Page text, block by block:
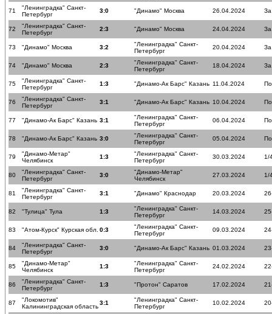
71
"Ленинградка" Санкт-
Петербург
3:0 "Динамо" Москва 26.04.2024
72
"Ленинградка" Санкт-
Петербург
2:3 "Динамо" Москва 24.04.2024
73 "Динамо" Москва 3:2
"Ленинградка" Санкт-
Петербург
20.04.2024
74 "Динамо" Москва 2:3
"Ленинградка" Санкт-
Петербург
18.04.2024
75
"Ленинградка" Санкт-
Петербург
1:3 "Динамо-Ак Барс" Казань 11.04.2024
76
"Ленинградка" Санкт-
Петербург
3:1 "Динамо-Ак Барс" Казань 10.04.2024
77 "Динамо-Ак Барс" Казань 3:1
"Ленинградка" Санкт-
Петербург
06.04.2024
78 "Динамо-Ак Барс" Казань 3:0
"Ленинградка" Санкт-
Петербург
05.04.2024
79
"Динамо-Метар"
Челябинск
1:3
"Ленинградка" Санкт-
Петербург
30.03.2024 1/
80
"Ленинградка" Санкт-
Петербург
3:0
"Динамо-Метар"
Челябинск
27.03.2024 1/
81
"Ленинградка" Санкт-
Петербург
3:1 "Динамо" Краснодар 20.03.2024
82 "Тулица" Тула 1:3
"Ленинградка" Санкт-
Петербург
14.03.2024
83 "Атом-Курск" Курская обл. 0:3
"Ленинградка" Санкт-
Петербург
09.03.2024
84
"Ленинградка" Санкт-
Петербург
3:0 "Динамо-Ак Барс" Казань 01.03.2024
85
"Динамо-Метар"
Челябинск
1:3
"Ленинградка" Санкт-
Петербург
24.02.2024
86
"Ленинградка" Санкт-
Петербург
1:3 "Протон" Саратов 17.02.2024
87
"Локомотив"
Калининградская область
3:1
"Ленинградка" Санкт-
Петербург
10.02.2024